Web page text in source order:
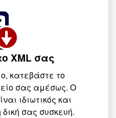
XML σας
κατεβάστε το
σας αμέσως. Ο
ιδιωτικός και
σας συσκευή.